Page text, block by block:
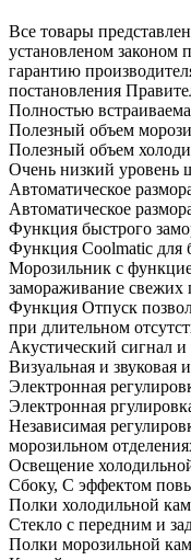
Все товары
установленом
гарантию
постановления
Полностью
Полезный объем
Полезный объем
Очень низкий уровень
Автоматическое
Автоматическое
Функция быстрого
Функция Coolmatic для
Морозильник с
замораживание свежих
Функция Отпуск
при длительном
Акустический сигнал
Визуальная и
Электронная
Электронная
Независимая
морозильном
Освещение
Сбоку, С эффектом
Полки холодильной
Стекло с передним и
Полки морозильной